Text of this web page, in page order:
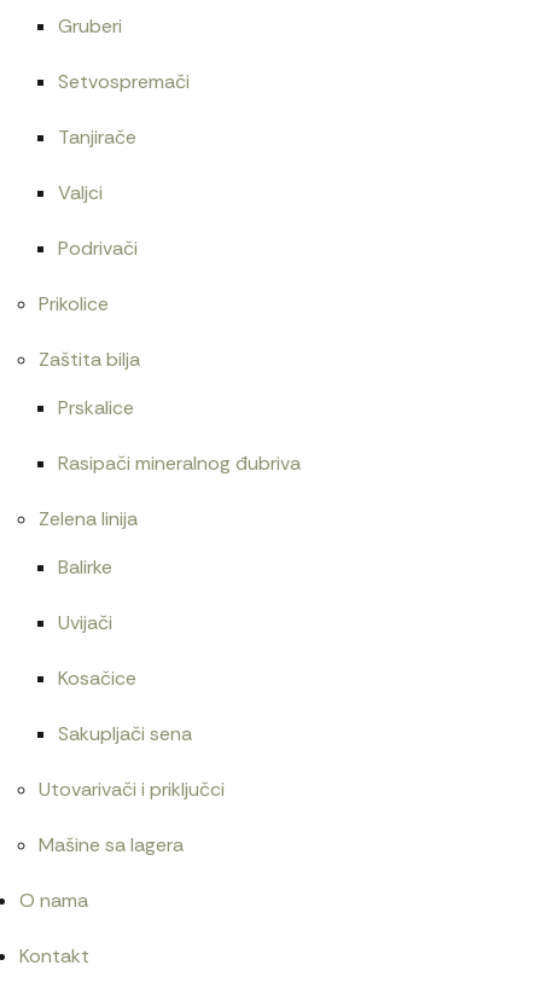
Gruberi
Setvospremači
Tanjirače
Valjci
Podrivači
Prikolice
Zaštita bilja
Prskalice
Rasipači mineralnog đubriva
Zelena linija
Balirke
Uvijači
Kosačice
Sakupljači sena
Utovarivači i priključci
Mašine sa lagera
O nama
Kontakt